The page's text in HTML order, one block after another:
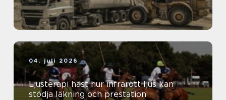
04. juli 2026
Ljusterapi häst hur infrarött ljus kan
stödja läkning och prestation